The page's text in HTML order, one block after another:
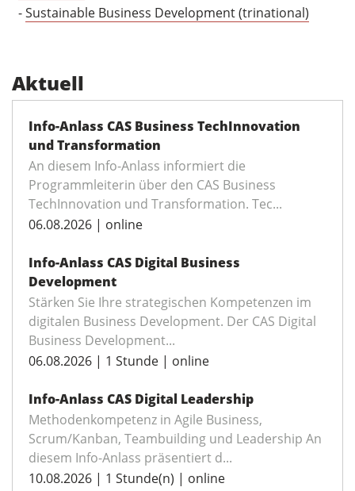
-Sustainable Business Development (trinational)
Aktuell
Info-Anlass CAS Business TechInnovation
und Transformation
An diesem Info-Anlass informiert die
Programmleiterin über den CAS Business
TechInnovation und Transformation. Tec...
06.08.2026 | online
Info-Anlass CAS Digital Business
Development
Stärken Sie Ihre strategischen Kompetenzen im
digitalen Business Development. Der CAS Digital
Business Development...
06.08.2026 | 1 Stunde | online
Info-Anlass CAS Digital Leadership
Methodenkompetenz in Agile Business,
Scrum/Kanban, Teambuilding und Leadership An
diesem Info-Anlass präsentiert d...
10.08.2026 | 1 Stunde(n) | online